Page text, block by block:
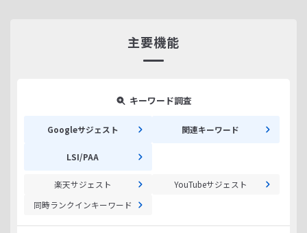
主要機能
キーワード調査
Googleサジェスト 関連キーワード
LSI/PAA
楽天サジェスト
YouTubeサジェスト
同時ランクインキーワード